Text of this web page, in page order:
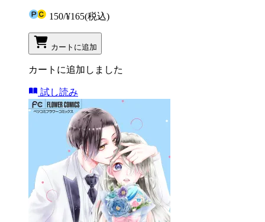
150/¥165(税込)
カートに追加
カートに追加しました
試し読み